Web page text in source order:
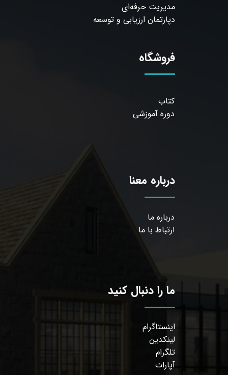
فروشگاه
کتاب
دوره آموزشی
درباره معنا
درباره ما
ارتباط با ما
ما را دنبال کنید
اینستاگرام
لینکدین
تلگرام
آپارات
مدیریت حرفه‌ای
دپارتمان ارزیابی و توسعه